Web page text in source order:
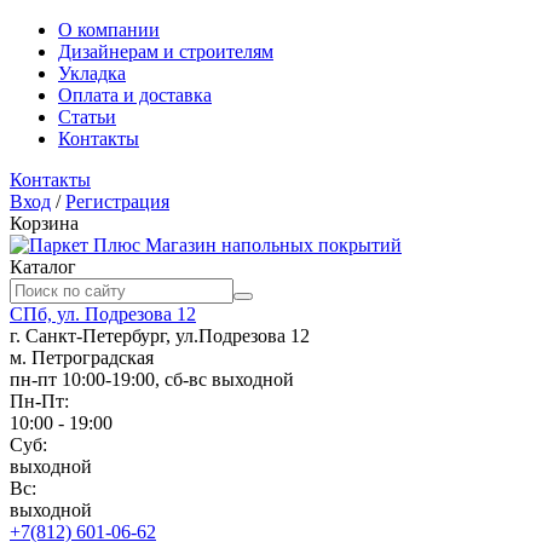
О компании
Дизайнерам и строителям
Укладка
Оплата и доставка
Статьи
Контакты
Контакты
Вход /Регистрация
Корзина
Магазин напольных покрытий
Каталог
СПб, ул. Подрезова 12
г. Санкт-Петербург, ул.Подрезова 12
м. Петроградская
пн-пт 10:00-19:00, сб-вс выходной
Пн-Пт:
10:00 - 19:00
Суб:
выходной
Вс:
выходной
+7(812) 601-06-62